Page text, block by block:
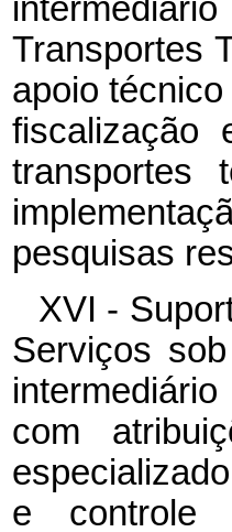
Transportes
apoio
fiscalização
transportes
pesquisas
XVI -
Serviços
com
e controle